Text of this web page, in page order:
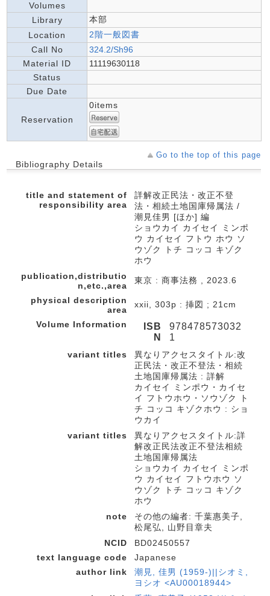
Volumes
Library
本部
Location
2階一般図書
Call No
324.2/Sh96
Material ID
11119630118
Status
Due Date
Reservation
0items
Go to the top of this page
Bibliography Details
title and statement of
responsibility area
詳解改正民法・改正不登
法・相続土地国庫帰属法 /
潮見佳男 [ほか] 編
ショウカイ カイセイ ミンポ
ウ カイセイ フトウ ホウ ソ
ウゾク トチ コッコ キゾク
ホウ
publication,distributio
n,etc.,area
東京 : 商事法務 , 2023.6
physical description
area
xxii, 303p : 挿図 ; 21cm
Volume Information
ISB
N
978478573032
1
variant titles
異なりアクセスタイトル:改
正民法・改正不登法・相続
土地国庫帰属法 : 詳解
カイセイ ミンポウ・カイセ
イ フトウホウ・ソウゾク ト
チ コッコ キゾクホウ : ショ
ウカイ
variant titles
異なりアクセスタイトル:詳
解改正民法改正不登法相続
土地国庫帰属法
ショウカイ カイセイ ミンポ
ウ カイセイ フトウホウ ソ
ウゾク トチ コッコ キゾク
ホウ
note
その他の編者: 千葉惠美子,
松尾弘, 山野目章夫
NCID
BD02450557
text language code
Japanese
author link
潮見, 佳男 (1959-)||シオミ,
ヨシオ <AU00018944>